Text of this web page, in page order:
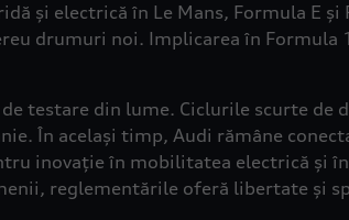
și electrică în Le Mans, Formula E și
drumuri noi. Implicarea în Formula
testare din lume. Ciclurile scurte de
În același timp, Audi rămâne
inovație în mobilitatea electrică și
reglementările oferă libertate și